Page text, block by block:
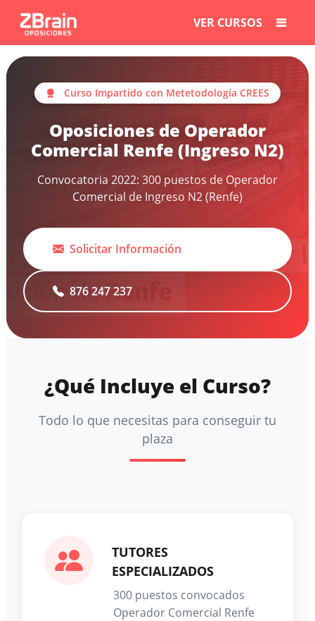
VER CURSOS
Curso Impartido con Metetodología CREES
Oposiciones de Operador
Comercial Renfe (Ingreso N2)
Convocatoria 2022: 300 puestos de Operador
Comercial de Ingreso N2 (Renfe)
Solicitar Información
876 247 237
¿Qué Incluye el Curso?
Todo lo que necesitas para conseguir tu
plaza
TUTORES
ESPECIALIZADOS
300 puestos convocados
Operador Comercial Renfe